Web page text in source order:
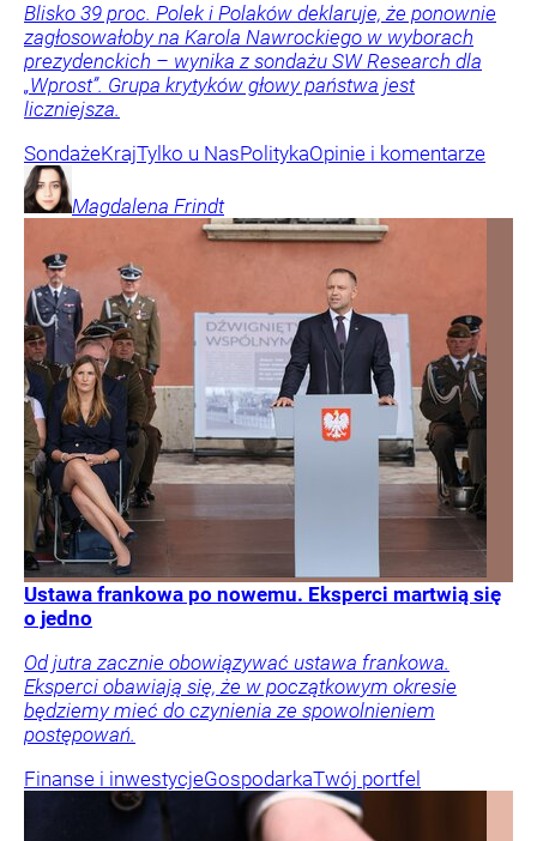
Blisko 39 proc. Polek i Polaków deklaruje, że ponownie
zagłosowałoby na Karola Nawrockiego w wyborach
prezydenckich – wynika z sondażu SW Research dla
„Wprost”. Grupa krytyków głowy państwa jest
liczniejsza.
SondażeKrajTylko u NasPolitykaOpinie i komentarze
Magdalena Frindt
Ustawa frankowa po nowemu. Eksperci martwią się
o jedno
Od jutra zacznie obowiązywać ustawa frankowa.
Eksperci obawiają się, że w początkowym okresie
będziemy mieć do czynienia ze spowolnieniem
postępowań.
Finanse i inwestycjeGospodarkaTwój portfel